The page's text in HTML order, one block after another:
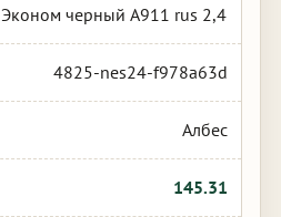
Эконом черный А911 rus 2,4
4825-nes24-f978a63d
Албес
145.31